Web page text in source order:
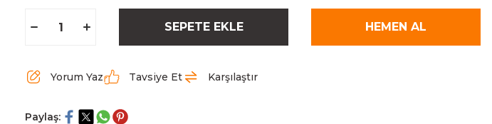
SEPETE EKLE HEMEN AL
Yorum Yaz Tavsiye Et Karşılaştır
Paylaş: